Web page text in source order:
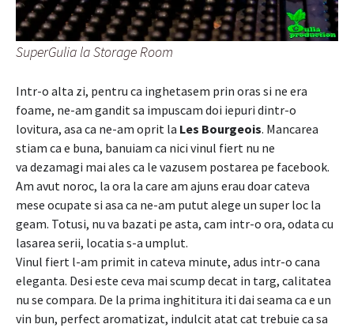
SuperGulia la Storage Room
Intr-o alta zi, pentru ca inghetasem prin oras si ne era
foame, ne-am gandit sa impuscam doi iepuri dintr-o
lovitura, asa ca ne-am oprit la Les Bourgeois. Mancarea
stiam ca e buna, banuiam ca nici vinul fiert nu ne
va dezamagi mai ales ca le vazusem postarea pe facebook.
Am avut noroc, la ora la care am ajuns erau doar cateva
mese ocupate si asa ca ne-am putut alege un super loc la
geam. Totusi, nu va bazati pe asta, cam intr-o ora, odata cu
lasarea serii, locatia s-a umplut.
Vinul fiert l-am primit in cateva minute, adus intr-o cana
eleganta. Desi este ceva mai scump decat in targ, calitatea
nu se compara. De la prima inghititura iti dai seama ca e un
vin bun, perfect aromatizat, indulcit atat cat trebuie ca sa